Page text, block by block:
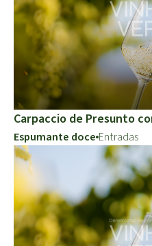
Carpaccio de Presunto
Espumante doce Entradas